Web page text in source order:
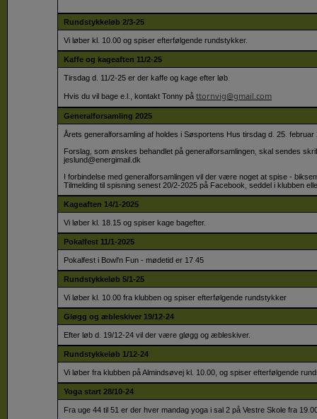
Rundstykkeløb 2/3-25
Vi løber kl. 10.00 og spiser efterfølgende rundstykker.
Kaffe og kageaften 11/2-25
Tirsdag d. 11/2-25 er der kaffe og kage efter løb.
Hvis du vil bage e.l., kontakt Tonny på ttornvig@gmail.com
Generalforsamling 2025
Årets generalforsamling af holdes i Søsportens Hus tirsdag d. 25. februar
Forslag, som ønskes behandlet på generalforsamlingen, skal sendes
jeslund@energimail.dk
I forbindelse med generalforsamlingen vil der være noget at spise -
Tilmelding til spisning senest 20/2-2025 på Facebook, seddel i klubben
Kageaften 14/1-2025
Vi løber kl. 18.15 og spiser kage bagefter.
Pokalfest 11/1-2025
Pokalfest i Bowl'n Fun - mødetid er 17.45
Rundstykkeløb 5/1-25
Vi løber kl. 10.00 fra klubben og spiser efterfølgende rundstykker
Gløgg og æbleskiver 19/12-24
Efter løb d. 19/12-24 vil der være gløgg og æbleskiver.
Rundstykkeløb 1/12-24
Vi løber fra klubben på Almindsøvej kl. 10.00, og spiser efterfølgende
Yoga start 28/10-24
Fra uge 44 til 51 er der hver mandag yoga i sal 2 på Vestre Skole fra